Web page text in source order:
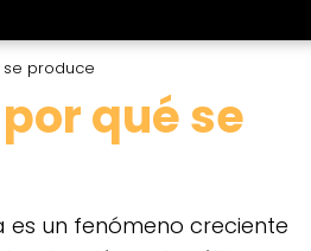
produce
qué se
es un fenómeno creciente